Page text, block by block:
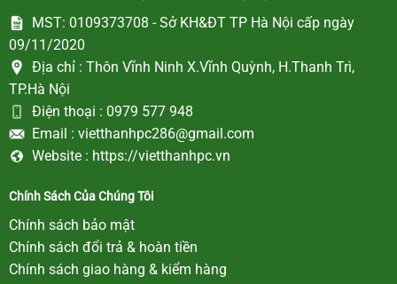
MST: 0109373708 - Sở KH&ĐT TP Hà Nội cấp ngày
09/11/2020
Địa chỉ : Thôn Vĩnh Ninh X.Vĩnh Quỳnh, H.Thanh Trì,
TP.Hà Nội
Điện thoại : 0979 577 948
Email : vietthanhpc286@gmail.com
Website : https://vietthanhpc.vn
Chính Sách Của Chúng Tôi
Chính sách bảo mật
Chính sách đổi trả & hoàn tiền
Chính sách giao hàng & kiểm hàng